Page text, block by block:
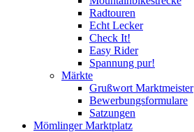
Radtouren
Echt Lecker
Check It!
Easy Rider
Spannung pur!
Märkte
Grußwort Marktmeister
Bewerbungsformulare
Satzungen
Mömlinger Marktplatz